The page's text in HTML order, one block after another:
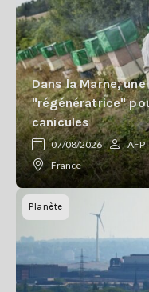
Dans la Marne,
"régénératrice"
canicules
07/08/2026
AFP
France
Planète